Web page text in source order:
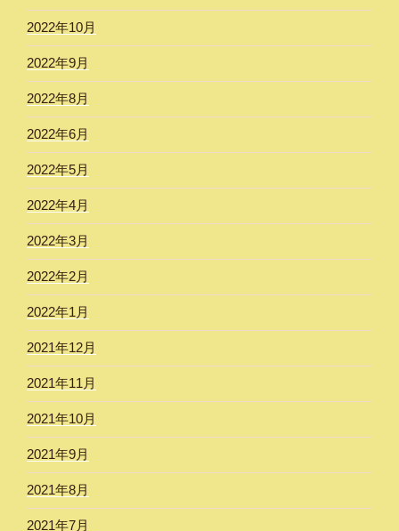
2022年10月
2022年9月
2022年8月
2022年6月
2022年5月
2022年4月
2022年3月
2022年2月
2022年1月
2021年12月
2021年11月
2021年10月
2021年9月
2021年8月
2021年7月